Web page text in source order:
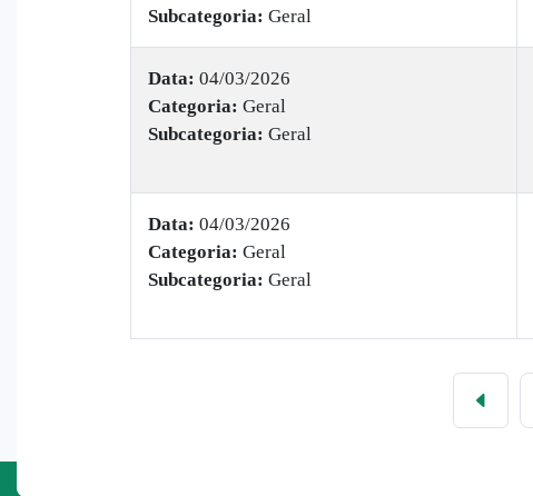
Subcategoria: Geral
Data: 04/03/2026
Categoria: Geral
Subcategoria: Geral
Data: 04/03/2026
Categoria: Geral
Subcategoria: Geral